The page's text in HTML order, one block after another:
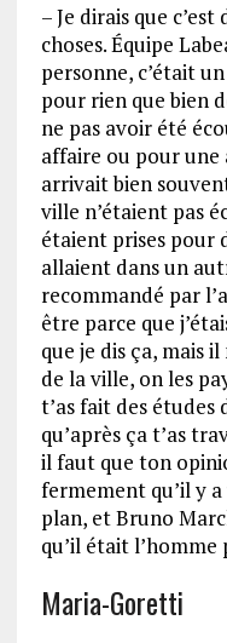
– Je dirais que
choses. Équipe
personne, c’était un
pour rien que bien
ne pas avoir été
affaire ou pour une
arrivait bien
ville n’étaient pas
étaient prises pour
allaient dans un
recommandé par
être parce que
que je dis ça, mais
de la ville, on les
t’as fait des études
qu’après ça t’as
il faut que ton
fermement qu’il y
plan, et Bruno
qu’il était
Maria-Goretti